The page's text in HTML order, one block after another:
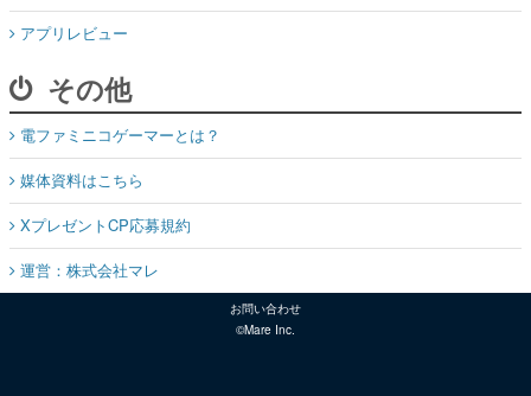
アプリレビュー
その他
電ファミニコゲーマーとは？
媒体資料はこちら
XプレゼントCP応募規約
運営：株式会社マレ
お問い合わせ
©Mare Inc.